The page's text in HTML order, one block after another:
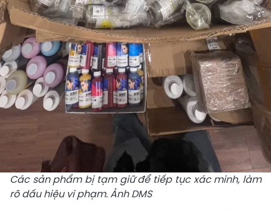
Các sản phẩm bị tạm giữ để tiếp tục xác minh, làm
rõ dấu hiệu vi phạm. Ảnh DMS